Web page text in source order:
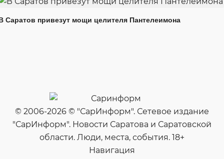
Саратов привезут мощи целителя Пантелеимона
© 2006-2026 © "СарИнформ". Сетевое издание
"СарИнформ". Новости Саратова и Саратовской
области. Люди, места, события. 18+
Навигация